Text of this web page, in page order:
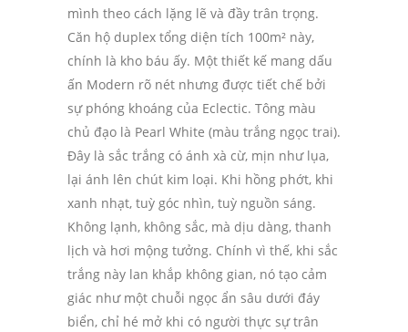
mình theo cách lặng lẽ và đầy trân trọng.
Căn hộ duplex tổng diện tích 100m² này,
chính là kho báu ấy. Một thiết kế mang dấu
ấn Modern rõ nét nhưng được tiết chế bởi
sự phóng khoáng của Eclectic. Tông màu
chủ đạo là Pearl White (màu trắng ngọc trai).
Đây là sắc trắng có ánh xà cừ, mịn như lụa,
lại ánh lên chút kim loại. Khi hồng phớt, khi
xanh nhạt, tuỳ góc nhìn, tuỳ nguồn sáng.
Không lạnh, không sắc, mà dịu dàng, thanh
lịch và hơi mộng tưởng. Chính vì thế, khi sắc
trắng này lan khắp không gian, nó tạo cảm
giác như một chuỗi ngọc ẩn sâu dưới đáy
biển, chỉ hé mở khi có người thực sự trân